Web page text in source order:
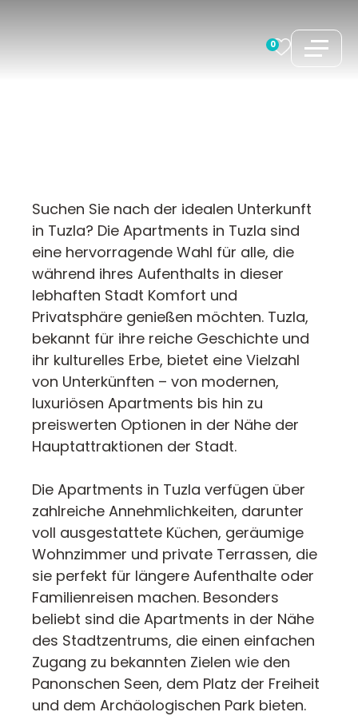
0
Suchen Sie nach der idealen Unterkunft
in Tuzla? Die Apartments in Tuzla sind
eine hervorragende Wahl für alle, die
während ihres Aufenthalts in dieser
lebhaften Stadt Komfort und
Privatsphäre genießen möchten. Tuzla,
bekannt für ihre reiche Geschichte und
ihr kulturelles Erbe, bietet eine Vielzahl
von Unterkünften – von modernen,
luxuriösen Apartments bis hin zu
preiswerten Optionen in der Nähe der
Hauptattraktionen der Stadt.
Die Apartments in Tuzla verfügen über
zahlreiche Annehmlichkeiten, darunter
voll ausgestattete Küchen, geräumige
Wohnzimmer und private Terrassen, die
sie perfekt für längere Aufenthalte oder
Familienreisen machen. Besonders
beliebt sind die Apartments in der Nähe
des Stadtzentrums, die einen einfachen
Zugang zu bekannten Zielen wie den
Panonschen Seen, dem Platz der Freiheit
und dem Archäologischen Park bieten.